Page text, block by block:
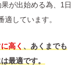
が出始める為、1日
しています。
高く 、あくまでも
最適です。